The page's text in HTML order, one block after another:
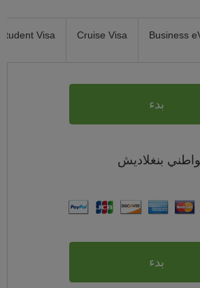
Business
Cruise Visa
Student Visa
بدء
بنغلاديش
بدء